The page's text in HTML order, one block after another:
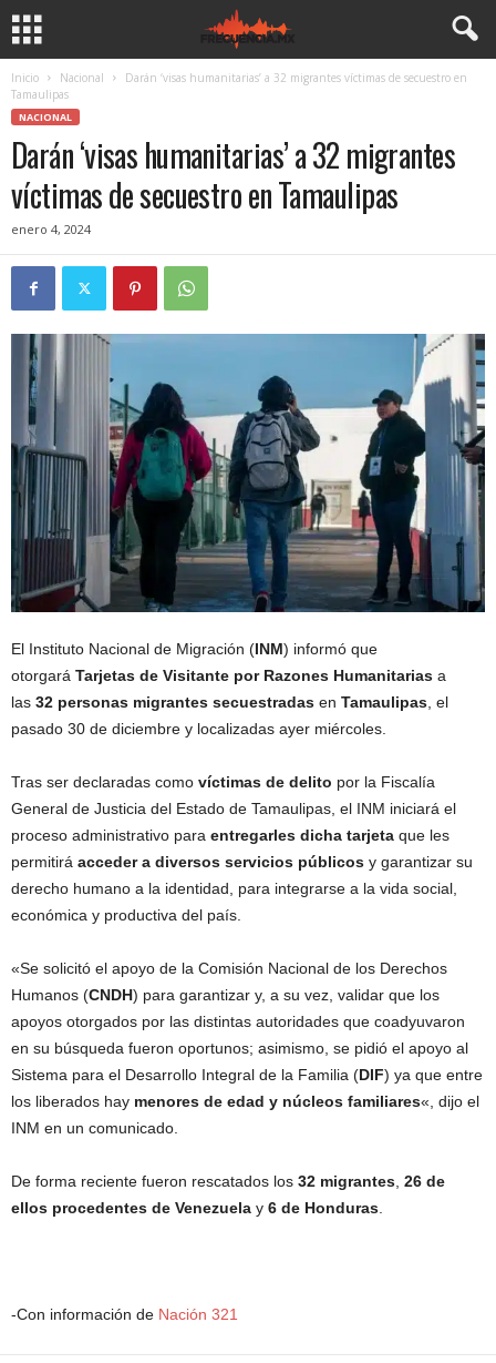
Inicio Nacional
Darán ‘visas humanitarias’ a 32 migrantes víctimas de secuestro en
Tamaulipas
NACIONAL
Darán ‘visas humanitarias’ a 32 migrantes
víctimas de secuestro en Tamaulipas
enero 4, 2024
El Instituto Nacional de Migración (INM) informó que
otorgará Tarjetas de Visitante por Razones Humanitarias a
las 32 personas migrantes secuestradas en Tamaulipas , el
pasado 30 de diciembre y localizadas ayer miércoles.
Tras ser declaradas como víctimas de delito por la Fiscalía
General de Justicia del Estado de Tamaulipas, el INM iniciará el
proceso administrativo para entregarles dicha tarjeta que les
permitirá acceder a diversos servicios públicos y garantizar su
derecho humano a la identidad, para integrarse a la vida social,
económica y productiva del país.
«Se solicitó el apoyo de la Comisión Nacional de los Derechos
Humanos (CNDH) para garantizar y, a su vez, validar que los
apoyos otorgados por las distintas autoridades que coadyuvaron
en su búsqueda fueron oportunos; asimismo, se pidió el apoyo al
Sistema para el Desarrollo Integral de la Familia (DIF) ya que entre
los liberados hay menores de edad y núcleos familiares«, dijo el
INM en un comunicado.
De forma reciente fueron rescatados los 32 migrantes 26 de
ellos procedentes de Venezuela y 6 de Honduras
-Con información de Nación 321